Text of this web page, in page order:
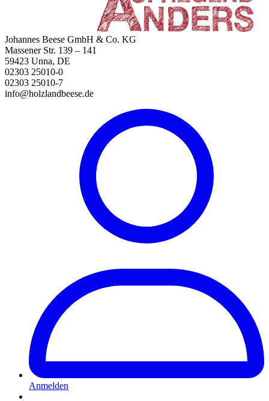
Johannes Beese GmbH & Co. KG
Massener Str. 139 – 141
59423 Unna, DE
02303 25010-0
02303 25010-7
info@holzlandbeese.de
Anmelden